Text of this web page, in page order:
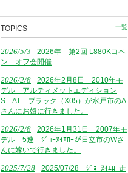
TOPICS 一覧
2026/5/3
2026年 第2回 L880Kコペ
ン オフ会開催
2026/2/8
2026年2月8日 2010年モ
デル アルティメットエディション
S AT ブラック（X05）が水戸市のA
さんにお婿に行きました。
2026/2/8
2026年1月31日 2007年モ
デル 5速 ｼﾞｮｰﾇｲｴﾛｰが日立市のWさ
んに嫁いで行きました。
2025/7/28
2025/07/28 ｼﾞｮｰﾇｲｴﾛｰ走